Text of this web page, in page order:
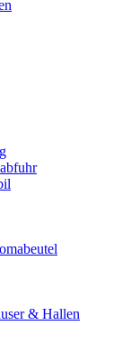
& Hallen